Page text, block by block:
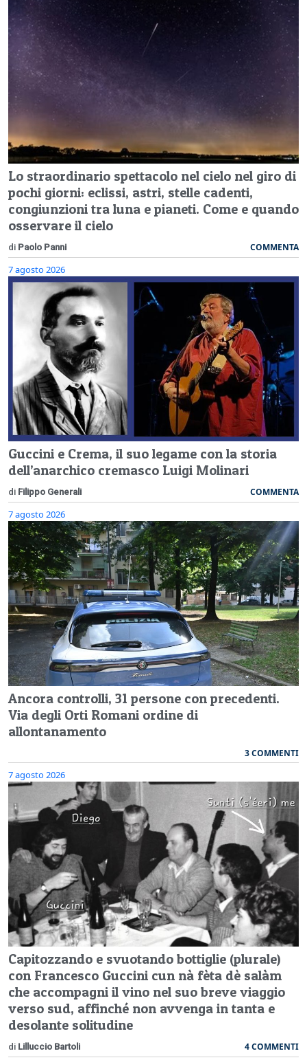
Lo straordinario spettacolo nel cielo nel giro di
pochi giorni: eclissi, astri, stelle cadenti,
congiunzioni tra luna e pianeti. Come e quando
osservare il cielo
di Paolo Panni COMMENTA
7 agosto 2026
Guccini e Crema, il suo legame con la storia
dell’anarchico cremasco Luigi Molinari
di Filippo Generali COMMENTA
7 agosto 2026
Ancora controlli, 31 persone con precedenti.
Via degli Orti Romani ordine di
allontanamento
3 COMMENTI
7 agosto 2026
Capitozzando e svuotando bottiglie (plurale)
con Francesco Guccini cun nà fèta dè salàm
che accompagni il vino nel suo breve viaggio
verso sud, affinché non avvenga in tanta e
desolante solitudine
di Lilluccio Bartoli 4 COMMENTI